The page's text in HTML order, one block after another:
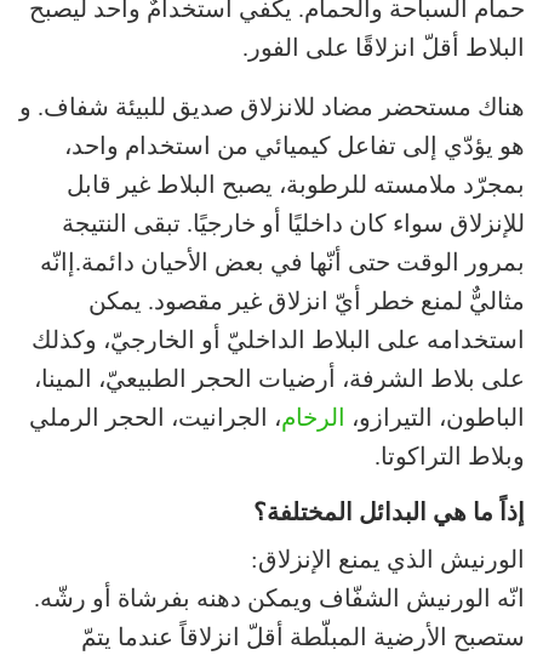
حمام السباحة والحمام. يكفي استخدامٌ واحد ليصبح
البلاط أقلّ انزلاقًا على الفور.
هناك مستحضر مضاد للانزلاق صديق للبيئة شفاف. و
هو يؤدّي إلى تفاعل كيميائي من استخدام واحد،
بمجرّد ملامسته للرطوبة، يصبح البلاط غير قابل
للإنزلاق سواء كان داخليًا أو خارجيًا. تبقى النتيجة
بمرور الوقت حتى أنّها في بعض الأحيان دائمة.إانّه
مثاليٌّ لمنع خطر أيّ انزلاق غير مقصود. يمكن
استخدامه على البلاط الداخليّ أو الخارجيّ، وكذلك
على بلاط الشرفة، أرضيات الحجر الطبيعيّ، المينا،
الباطون، التيرازو،
الرخام، الجرانيت، الحجر الرملي
وبلاط التراكوتا.
إذاً ما هي البدائل المختلفة؟
الورنيش الذي يمنع الإنزلاق:
انّه الورنيش الشفّاف ويمكن دهنه بفرشاة أو رشّه.
ستصبح الأرضية المبلّطة أقلّ انزلاقاً عندما يتمّ